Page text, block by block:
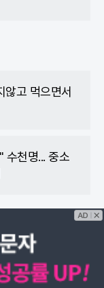
고 먹으면서
수천명... 중소